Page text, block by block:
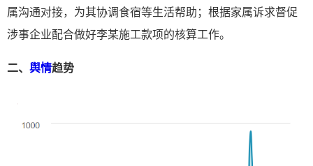
属沟通对接，为其协调食宿等生活帮助；根据家属诉求督促
涉事企业配合做好李某施工款项的核算工作。
二、 舆情趋势